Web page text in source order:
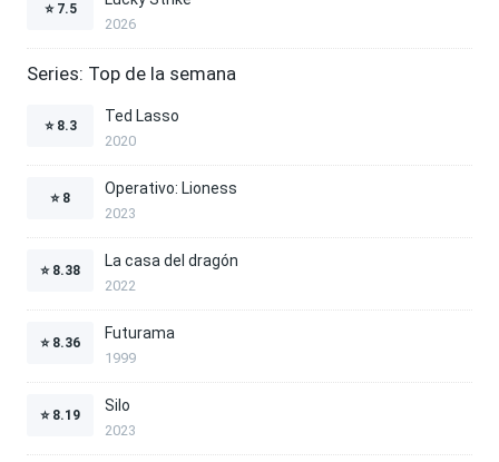
⭐ 7.5
2026
Series: Top de la semana
⭐ 8.3
Ted Lasso
2020
⭐ 8
Operativo: Lioness
2023
⭐ 8.38
La casa del dragón
2022
⭐ 8.36
Futurama
1999
⭐ 8.19
Silo
2023